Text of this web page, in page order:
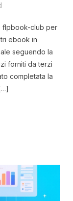
flpbook-club per
ebook in
seguendo la
forniti da terzi
completata la